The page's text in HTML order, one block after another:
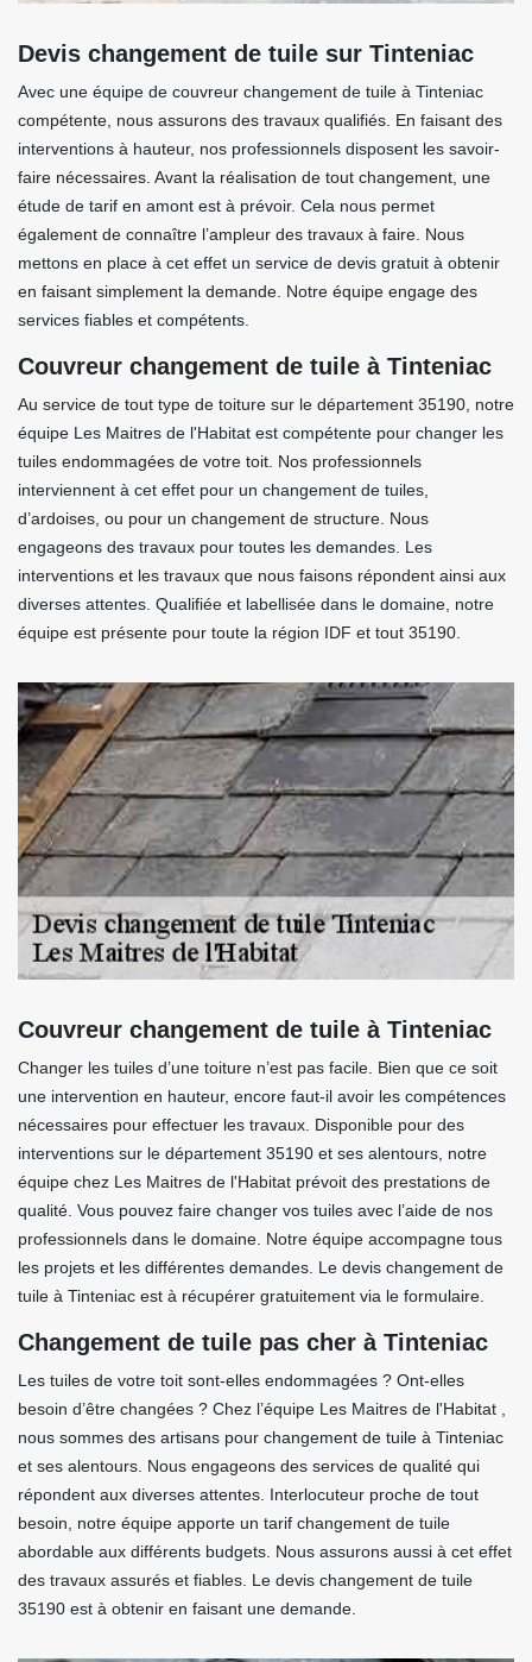
Devis changement de tuile sur Tinteniac
Avec une équipe de couvreur changement de tuile à Tinteniac
compétente, nous assurons des travaux qualifiés. En faisant des
interventions à hauteur, nos professionnels disposent les savoir-
faire nécessaires. Avant la réalisation de tout changement, une
étude de tarif en amont est à prévoir. Cela nous permet
également de connaître l’ampleur des travaux à faire. Nous
mettons en place à cet effet un service de devis gratuit à obtenir
en faisant simplement la demande. Notre équipe engage des
services fiables et compétents.
Couvreur changement de tuile à Tinteniac
Au service de tout type de toiture sur le département 35190, notre
équipe Les Maitres de l'Habitat est compétente pour changer les
tuiles endommagées de votre toit. Nos professionnels
interviennent à cet effet pour un changement de tuiles,
d’ardoises, ou pour un changement de structure. Nous
engageons des travaux pour toutes les demandes. Les
interventions et les travaux que nous faisons répondent ainsi aux
diverses attentes. Qualifiée et labellisée dans le domaine, notre
équipe est présente pour toute la région IDF et tout 35190.
Couvreur changement de tuile à Tinteniac
Changer les tuiles d’une toiture n’est pas facile. Bien que ce soit
une intervention en hauteur, encore faut-il avoir les compétences
nécessaires pour effectuer les travaux. Disponible pour des
interventions sur le département 35190 et ses alentours, notre
équipe chez Les Maitres de l'Habitat prévoit des prestations de
qualité. Vous pouvez faire changer vos tuiles avec l’aide de nos
professionnels dans le domaine. Notre équipe accompagne tous
les projets et les différentes demandes. Le devis changement de
tuile à Tinteniac est à récupérer gratuitement via le formulaire.
Changement de tuile pas cher à Tinteniac
Les tuiles de votre toit sont-elles endommagées ? Ont-elles
besoin d’être changées ? Chez l’équipe Les Maitres de l'Habitat ,
nous sommes des artisans pour changement de tuile à Tinteniac
et ses alentours. Nous engageons des services de qualité qui
répondent aux diverses attentes. Interlocuteur proche de tout
besoin, notre équipe apporte un tarif changement de tuile
abordable aux différents budgets. Nous assurons aussi à cet effet
des travaux assurés et fiables. Le devis changement de tuile
35190 est à obtenir en faisant une demande.